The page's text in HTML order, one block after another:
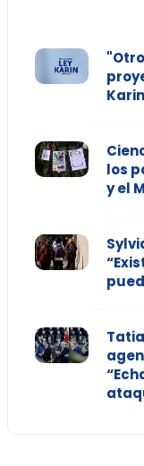
Karin
los
y el